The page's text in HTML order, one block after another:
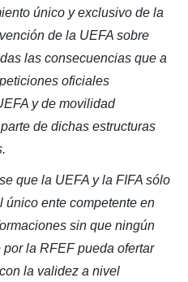
único y exclusivo de la
de la UEFA sobre
las consecuencias que a
oficiales
y de movilidad
de dichas estructuras
que la UEFA y la FIFA sólo
único ente competente en
sin que ningún
la RFEF pueda ofertar
la validez a nivel